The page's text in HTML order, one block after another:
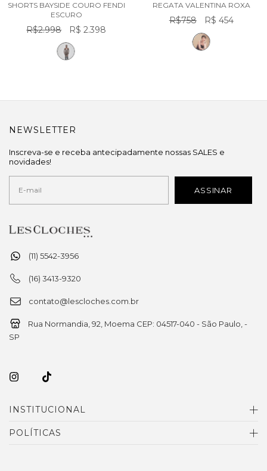
SHORTS BAYSIDE COURO FENDI
ESCURO
R$2.998 R$ 2.398
REGATA VALENTINA ROXA
R$758 R$ 454
(11) 5542-3956
(16) 3413-9320
contato@lescloches.com.br
Rua Normandia, 92, Moema CEP: 04517-040 - São Paulo, -
SP
INSTITUCIONAL
POLÍTICAS
NEWSLETTER
Inscreva-se e receba antecipadamente nossas SALES e
novidades!